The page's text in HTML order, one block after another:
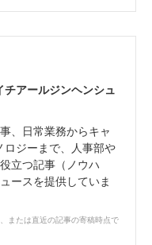
アールジンヘンシュ
、日常業務からキャ
ロジーまで、人事部や
立つ記事（ノウハ
ースを提供していま
または直近の記事の寄稿時点で